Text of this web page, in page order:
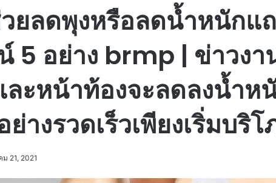
ยลดพุงหรือลดน้ำหนักแ
5 อย่าง brmp | ข่าวง
ละหน้าท้องจะลดลงน้ำ
างรวดเร็วเพียงเริ่มบริ
21, 2021